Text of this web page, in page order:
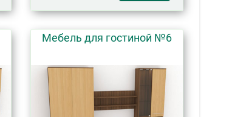
Мебель для гостиной №6